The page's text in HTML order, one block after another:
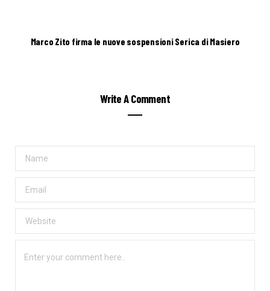
Marco Zito firma le nuove sospensioni Serica di Masiero
Write A Comment